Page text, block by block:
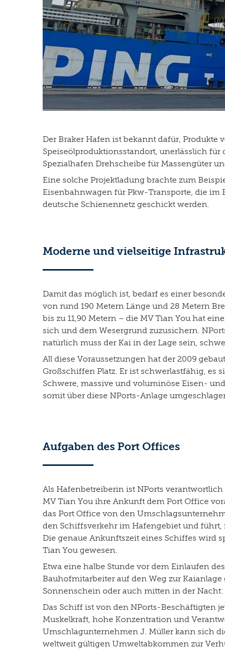
Der Braker Hafen ist bekannt dafür, Produkte
Speiseölproduktionsstandort, unerlässlich
Spezialhafen Drehscheibe für Massengüter
Eine solche Projektladung brachte zum
Eisenbahnwagen für Pkw-Transporte, die im
deutsche Schienennetz geschickt werden.
Moderne und vielseitige
Damit das möglich ist, bedarf es einer
von rund 190 Metern Länge und 28 Metern
bis zu 11,90 Metern – die MV Tian You hat
sich und dem Wesergrund zuzusichern.
natürlich muss der Kai in der Lage sein,
All diese Voraussetzungen hat der 2009
Großschiffen Platz. Er ist schwerlastfähig,
Schwere, massive und voluminöse Eisen-
somit über diese NPorts-Anlage
Aufgaben des Port Offices
Als Hafenbetreiberin ist NPorts
MV Tian You ihre Ankunft dem Port Office
das Port Office von den
den Schiffsverkehr im Hafengebiet und
Die genaue Ankunftszeit eines Schiffes wird
Tian You gewesen.
Etwa eine halbe Stunde vor dem Einlaufen
Bauhofmitarbeiter auf den Weg zur
Sonnenschein oder auch mitten in der
Das Schiff ist von den NPorts-Beschäftigten
Muskelkraft, hohe Konzentration und
Umschlagunternehmen J. Müller kann sich
weltweit gültigen Umweltabkommen zur